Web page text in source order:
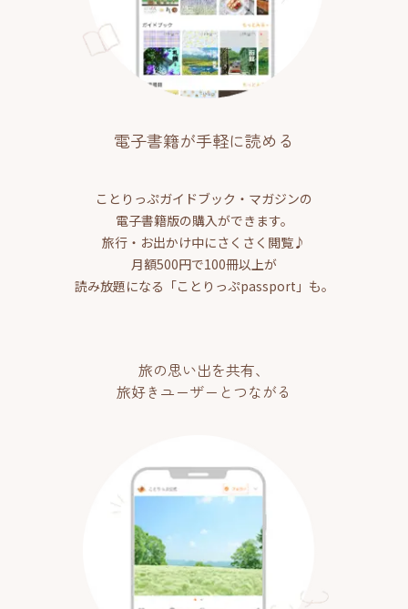
電子書籍が手軽に読める
ことりっぷガイドブック・マガジンの
電子書籍版の購入ができます。
旅行・お出かけ中にさくさく閲覧♪
月額500円で100冊以上が
読み放題になる「ことりっぷpassport」も。
旅の思い出を共有、
旅好きユーザーとつながる